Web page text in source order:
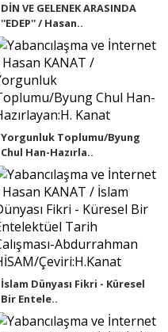
DİN VE GELENEK ARASINDA
''EDEP'' / Hasan..
Yorgunluk Toplumu/Byung
Chul Han-Hazırla..
İslam Dünyası Fikri - Küresel
Bir Entele..